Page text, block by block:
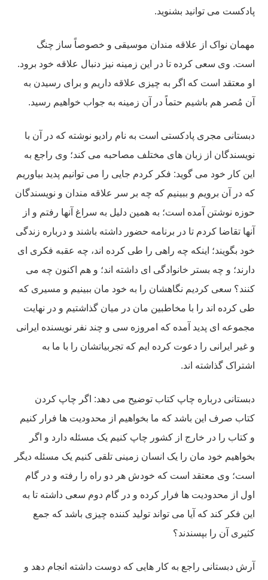
پادکست می توانید بشنوید.
مهمان نواک از علاقه مندان موسیقی و خصوصاً ساز چنگ
است. وی سعی کرده تا در این زمینه نیز دنبال علاقه خود برود.
او معتقد است که اگر به چیزی علاقه داریم و برای رسیدن به
آن مُصر هم باشیم حتماً در آن زمینه به جواب خواهیم رسید.
دبستانی مجری پادکستی است به نام رادیو نوشته که در آن با
نویسندگان از زبان های مختلف مصاحبه می کند؛ وی راجع به
این کار خود می گوید: فکر کردم جایی را می توانیم پدید بیاوریم
که در آن برویم و ببینیم که چه بر سر علاقه مندان و نویسندگان
حوزه نوشتن آمده است؛ به همین دلیل به سراغ آنها رفتم و از
آنها تقاضا کردم تا در برنامه حضور داشته باشند و درباره زندگی
خود بگویند؛ اینکه چه راهی را طی کرده اند، چه عقبه فکری ای
دارند؛ و چه بستر خانوادگی ای داشته اند؛ و هم اکنون چه می
کنند؟ سعی کردیم نگاهشان را به خود مان ببینیم و مسیری که
طی کرده اند را با مخاطبین مان در میان گذاشتیم و در نهایت
مجموعه ای پدید آمده که امروزه سی و چند نفر نویسنده ایرانی
و غیر ایرانی را دعوت کرده ایم که تجربیاتشان را با ما به
اشتراک گذاشته اند.
دبستانی درباره چاپ کتاب توضیح می دهد: اگر چاپ کردن
کتاب صرف این باشد که ما بخواهیم از محدودیت ها فرار کنیم
و کتاب را در خارج از کشور چاپ کنیم یک مسئله دارد و اگر
بخواهیم خود مان را یک انسان زمینی تلقی کنیم یک مسئله دیگر
است؛ وی معتقد است که خودش هر دو راه را رفته و در گام
اول از محدودیت ها فرار کرده و در گام دوم سعی داشته تا به
این فکر کند که آیا می تواند تولید کننده چیزی باشد که جمع
کثیری آن را بپسندند؟
آرش دبستانی راجع به کار هایی که دوست داشته انجام دهد و